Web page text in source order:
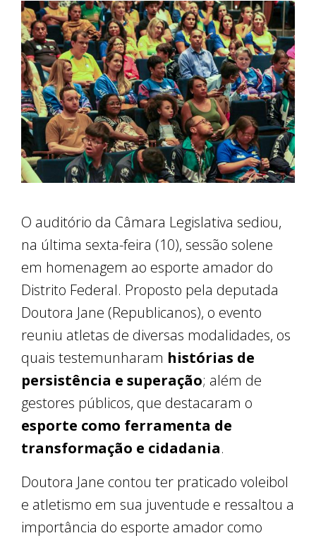
O auditório da Câmara Legislativa sediou,
na última sexta-feira (10), sessão solene
em homenagem ao esporte amador do
Distrito Federal. Proposto pela deputada
Doutora Jane (Republicanos), o evento
reuniu atletas de diversas modalidades, os
quais testemunharam histórias de
persistência e superação; além de
gestores públicos, que destacaram o
esporte como ferramenta de
transformação e cidadania.
Doutora Jane contou ter praticado voleibol
e atletismo em sua juventude e ressaltou a
importância do esporte amador como